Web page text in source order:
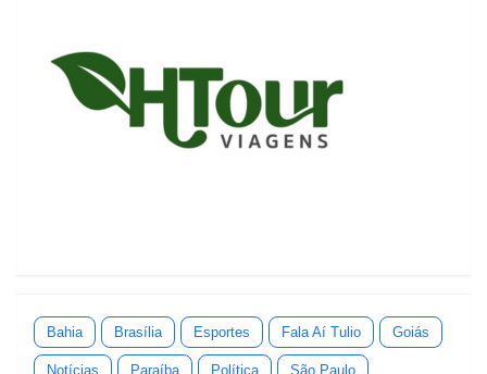
Bahia Brasília Esportes Fala Aí Tulio Goiás
Notícias Paraíba Política São Paulo